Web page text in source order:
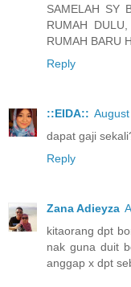
SAMELAH SY
RUMAH
RUMAH BARU
Reply
::EIDA::
dapat gaji
Reply
Zana Adieyza
kitaorang dpt
nak guna duit
anggap x dpt